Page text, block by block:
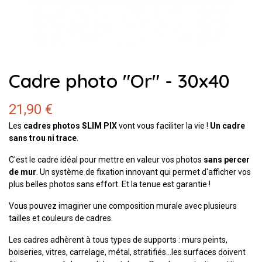
Cadre photo "Or" - 30x40
21,90 €
Les cadres photos SLIM PIXvont vous faciliter la vie ! Un cadre
sans trou ni trace
C'est le cadre idéal pour mettre en valeur vos photos sans percer
de mur . Un système de fixation innovant qui permet d'afficher vos
plus belles photos sans effort. Et la tenue est garantie !
Vous pouvez imaginer une composition murale avec plusieurs
tailles et couleurs de cadres.
Les cadres adhèrent à tous types de supports : murs peints,
boiseries, vitres, carrelage, métal, stratifiés...les surfaces doivent